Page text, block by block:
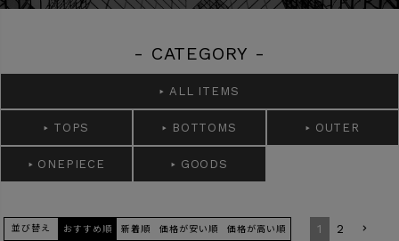
カラー
- CATEGORY -
ALL ITEMS
TOPS BOTTOMS OUTER
ONEPIECE GOODS
並び替え おすすめ順 新着順 価格が安い順 価格が高い順 1 2